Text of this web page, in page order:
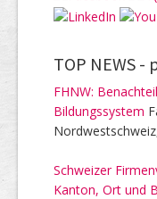
TOP NEWS -
FHNW:
Bildungssystem
Schweizer
Kanton, Ort und